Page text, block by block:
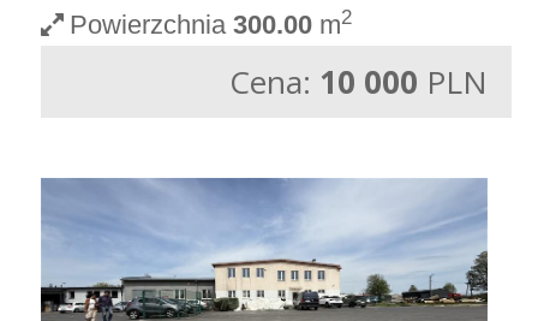
Powierzchnia300.00 m2
Cena: 10 000 PLN